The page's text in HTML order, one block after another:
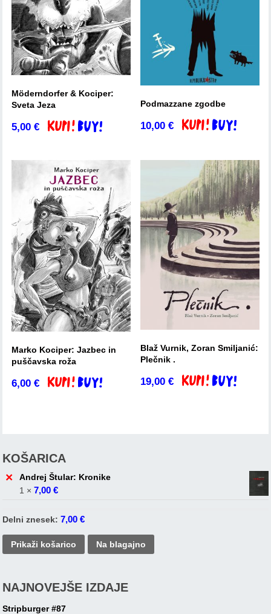
Möderndorfer & Kociper:
Sveta Jeza
5,00€ Dodaj v košarico
Podmazzane zgodbe
10,00€ Dodaj v košarico
Marko Kociper: Jazbec in
puščavska roža
6,00€ Dodaj v košarico
Blaž Vurnik, Zoran Smiljanić:
Plečnik .
19,00€ Dodaj v košarico
KOŠARICA
×
Andrej Štular: Kronike
1 ×7,00€
Delni znesek: 7,00€
Prikaži košarico Na blagajno
NAJNOVEJŠE IZDAJE
Stripburger #87